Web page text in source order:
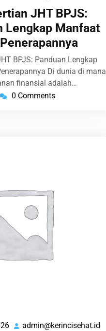
21,
2026 JHT BPJS:
Lengkap Manfaat
BPJS: Panduan Lengkap
Di dunia di mana
finansial adalah…
0 Comments
Mayadmin@kerincisehat.id